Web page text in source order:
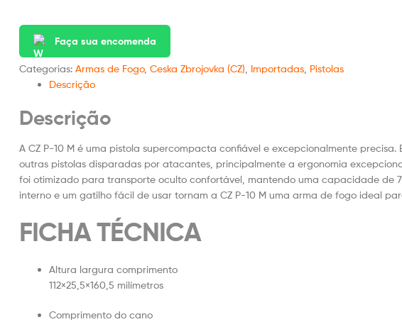
Faça sua encomenda
Categorias: Armas de Fogo, Ceska Zbrojovka (CZ) Importadas Pistolas
Descrição
Descrição
A CZ P-10 M é uma pistola supercompacta confiável e excepcionalmente precisa.
outras pistolas disparadas por atacantes, principalmente a ergonomia
foi otimizado para transporte oculto confortável, mantendo uma capacidade de
interno e um gatilho fácil de usar tornam a CZ P-10 M uma arma de fogo ideal
FICHA TÉCNICA
Altura largura comprimento
112×25,5×160,5 milímetros
Comprimento do cano